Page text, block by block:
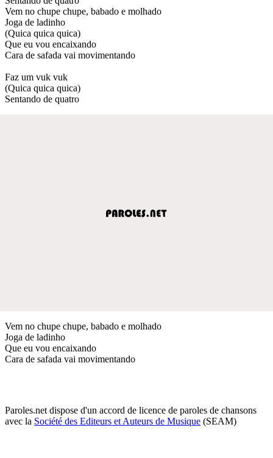
Vem no chupe chupe, babado e molhado
Joga de ladinho
(Quica quica quica)
Que eu vou encaixando
Cara de safada vai movimentando
Faz um vuk vuk
(Quica quica quica)
Sentando de quatro
Vem no chupe chupe, babado e molhado
Joga de ladinho
Que eu vou encaixando
Cara de safada vai movimentando
Paroles.net dispose d'un accord de licence de paroles de chansons
avec la Société des Editeurs et Auteurs de Musique (SEAM)